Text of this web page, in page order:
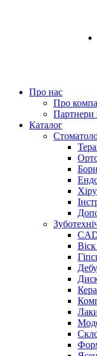
Про нас
Про
Партнери
Каталог